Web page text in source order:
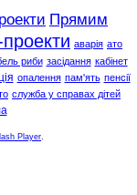
Прямим
аварія ато
риби засідання кабінет
опалення пам'ять пенсії
служба у справах дітей
Player